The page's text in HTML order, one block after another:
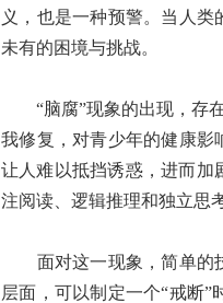
义，也是一种预警。当人
未有的困境与挑战。
“脑腐”现象的出现，存在
我修复，对青少年的健康影
让人难以抵挡诱惑，进而加
注阅读、逻辑推理和独立思
面对这一现象，简单的技
层面，可以制定一个“戒断